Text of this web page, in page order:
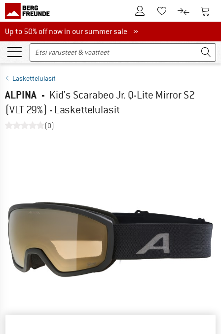
Tästä asiakastililleTästä toivelistalle.
Tästä
Up to 50% off now in our summer sale
Up to 50% off now in our summer sale »
Laskettelulasit
ALPINA - Kid's Scarabeo Jr. Q-Lite Mirror S2
(VLT 29%) - Laskettelulasit
(0)